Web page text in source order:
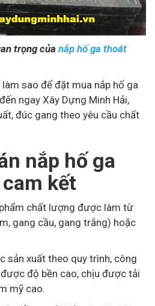
trọng của nắp hố ga thoát
sao để đặt mua nắp hố ga
ngay Xây Dựng Minh Hải,
đúc gang theo yêu cầu chất
nắp hố ga
kết
chất lượng được làm từ
gang cầu, gang trắng) hoặc
sản xuất theo quy trình, công
độ bền cao, chịu được tải
mỹ cao.